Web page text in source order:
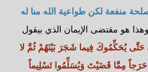
منفعة لكن طواعية الله منا له
هو مقتضى الإيمان الذي بيقول
حَتَّى يُحَكِّمُوكَ فِيما شَجَرَ بَيْنَهُمْ ثُمَّ لا
مِمَّا قَضَيْتَ وَيُسَلِّمُوا تَسْلِيماً